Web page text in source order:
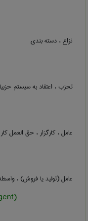
نزاع ، دسته بندی
تحزب ، اعتقاد به سیستم
عامل ، کارگزار ، حق العمل کار
عامل (تولید یا فروش) ،